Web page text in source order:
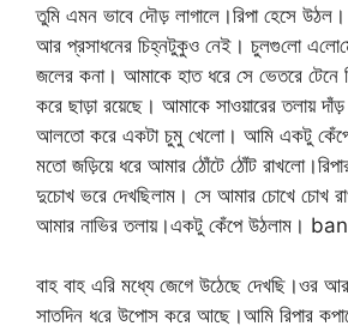
তুমি এমন ভাবে দৌড় লাগালে।রিপা হেসে
আর প্রসাধনের চিহ্নটুকুও নেই। চুলগু‌লো
জলের কনা। আমাকে হাত ধরে সে ভেতরে টেনে
করে ছাড়া রয়েছে। আমাকে সাওয়ারের তলায়
আলতো করে একটা চুমু খেলো। আমি একটু কেঁপে
মতো জড়িয়ে ধরে আমার ঠোঁটে ঠোঁট
দুচোখ ভরে দেখছিলাম। সে আমার চোখে চোখ
আমার নাভির তলায়।একটু কেঁপে উঠলাম।
বাহ বাহ এরি মধ্যে জেগে উঠেছে দেখছি।ওর
সাতদিন ধ‌রে উপোস করে আছে।আমি রিপার